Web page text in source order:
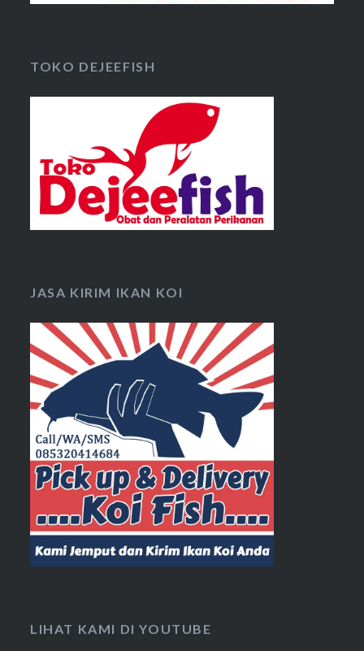
TOKO DEJEEFISH
JASA KIRIM IKAN KOI
LIHAT KAMI DI YOUTUBE